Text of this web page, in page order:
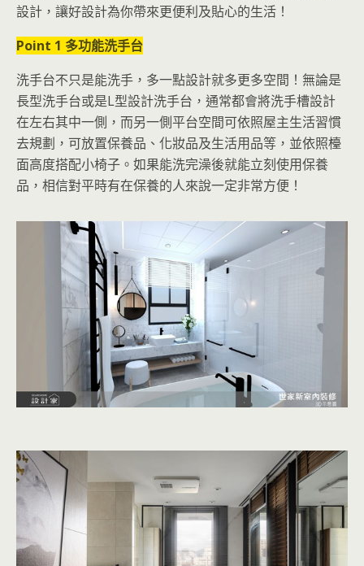
設計，讓好設計為你帶來更便利及貼心的生活！
Point 1 多功能洗手台
洗手台不只是能洗手，多一點設計就多更多空間！無論是
長型洗手台或是L型設計洗手台，通常都會將洗手槽設計
在左右其中一側，而另一側平台空間可依照屋主生活習慣
去規劃，可放置保養品、化妝品及生活用品等，並依照檯
面高度搭配小椅子。如果能洗完澡後就能立刻使用保養
品，相信對平時有在保養的人來說一定非常方便！